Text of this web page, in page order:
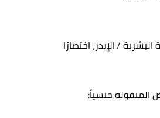
/ الإيدز، اختصارًا
المنقولة جنسياً: